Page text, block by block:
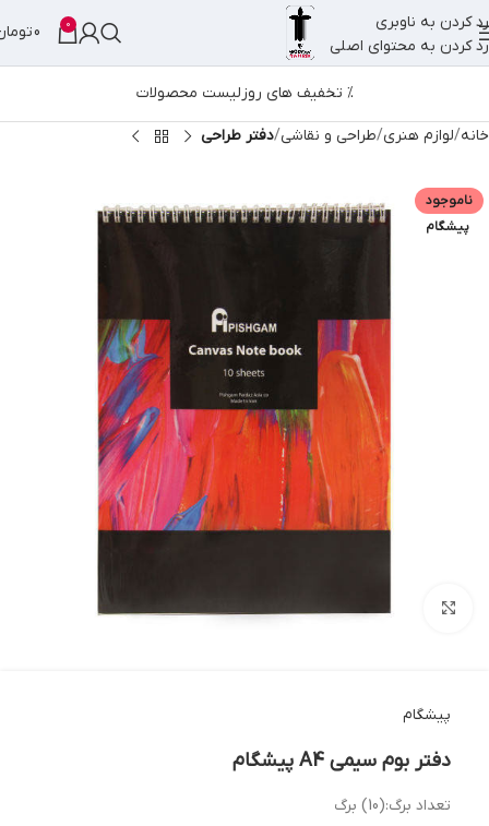
رد کردن به ناوبری
رد کردن به محتوای اصلی
0
0
% تخفیف های روزلیست محصولات
خانه لوازم هنری طراحی و نقاشی دفتر طراحی
ناموجود
پیشگام
بزرگنمایی تصویر
پیشگام
دفتر بوم سیمی A4 پیشگام
تعداد برگ:(10) برگ